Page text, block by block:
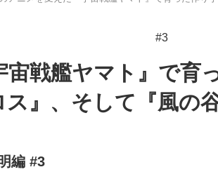
#3
宙戦艦ヤマト』で育
』、そして『風の
編 #3